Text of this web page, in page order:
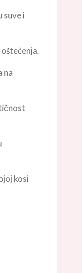
suve i
na
kosi